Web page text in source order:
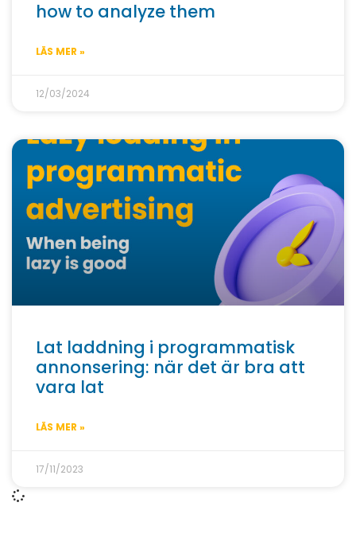
how to analyze them
LÄS MER »
12/03/2024
Lat laddning i programmatisk
annonsering: när det är bra att
vara lat
LÄS MER »
17/11/2023